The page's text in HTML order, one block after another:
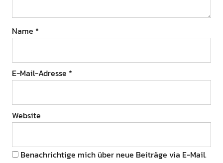
Name *
E-Mail-Adresse *
Website
Benachrichtige mich über neue Beiträge via E-Mail.